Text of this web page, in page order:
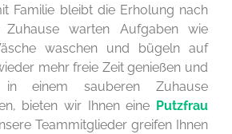
Familie bleibt die Erholung nach
warten Aufgaben wie
waschen und bügeln auf
mehr freie Zeit genießen und
einem sauberen Zuhause
bieten wir Ihnen eine Putzfrau
Teammitglieder greifen Ihnen